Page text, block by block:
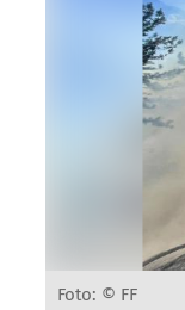
Foto: © FF